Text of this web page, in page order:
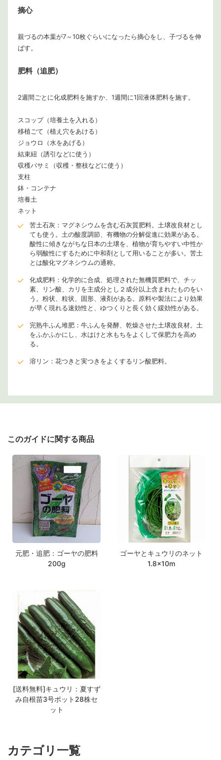
摘心
親づるの本葉が7～10枚ぐらいになったら摘心をし、子づるを伸
ばす。
肥料（追肥）
2週間ごとに化成肥料を施すか、1週間に1回液体肥料を施す。
スコップ（培養土を入れる）
移植ごて（植え穴をあける）
ジョウロ（水をあげる）
結束紐（誘引などに使う）
収穫バサミ（収穫・整枝などに使う）
支柱
鉢・コンテナ
培養土
ネット
苦土石灰：マグネシウムを含む石灰質肥料。土壌改良材とし
ても使う。土の酸度調節、有機物の分解促進に効果がある。
酸性に傾きながちな日本の土壌を、植物が育ちやすい中性か
ら弱酸性にするために中和剤として用いることが多い。苦土
とは酸化マグネシウムの通称。
化成肥料：化学的に合成、処理された無機質肥料で、チッ
素、リン酸、カリを主成分とし２成分以上含まれたものをい
う。粉状、粒状、固形、液剤がある。原料や製法により効果
が早く現れる速効性と、ゆつくりと長く効く緩効性がある。
完熟牛ふん堆肥：牛ふんを発酵、乾燥させた土壌改良材。土
をふかふかにし、水はけと水もちをよくして保肥力を高め
る。
溶リン：花つきと実つきをよくするリン酸肥料。
このガイドに関する商品
元肥・追肥：ゴーヤの肥料
200g
ゴーヤとキュウリのネット
1.8×10m
[送料無料]キュウリ：夏すず
み自根苗3号ポット28株セ
ット
カテゴリ一覧